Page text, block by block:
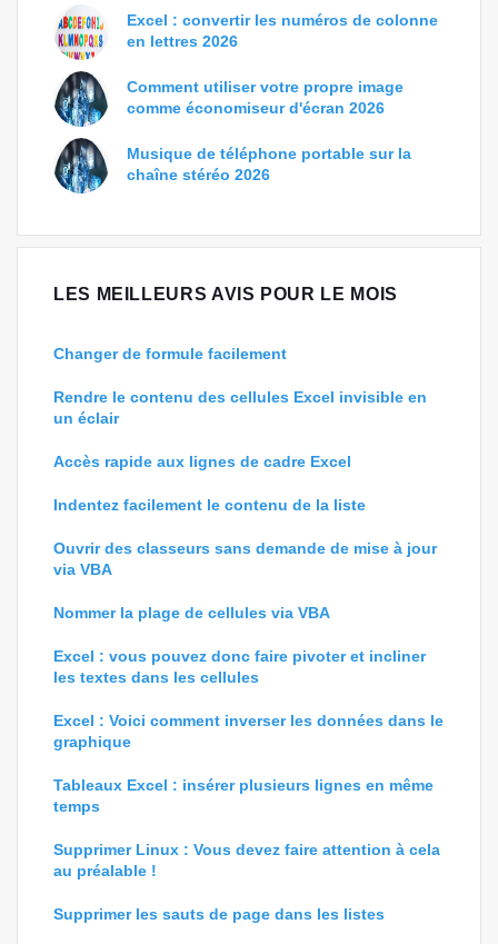
Excel : convertir les numéros de colonne
en lettres 2026
Comment utiliser votre propre image
comme économiseur d'écran 2026
Musique de téléphone portable sur la
chaîne stéréo 2026
LES MEILLEURS AVIS POUR LE MOIS
Changer de formule facilement
Rendre le contenu des cellules Excel invisible en
un éclair
Accès rapide aux lignes de cadre Excel
Indentez facilement le contenu de la liste
Ouvrir des classeurs sans demande de mise à jour
via VBA
Nommer la plage de cellules via VBA
Excel : vous pouvez donc faire pivoter et incliner
les textes dans les cellules
Excel : Voici comment inverser les données dans le
graphique
Tableaux Excel : insérer plusieurs lignes en même
temps
Supprimer Linux : Vous devez faire attention à cela
au préalable !
Supprimer les sauts de page dans les listes